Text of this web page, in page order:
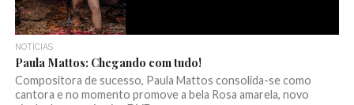
NOTÍCIAS
Paula Mattos: Chegando com tudo!
Compositora de sucesso, Paula Mattos consolida-se como
cantora e no momento promove a bela Rosa amarela, novo